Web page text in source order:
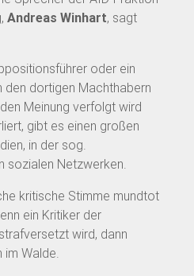
Andreas Winhart, sagt
oder ein
den dortigen Machthabern
Meinung verfolgt wird
gibt es einen großen
in der sog.
sozialen Netzwerken.
kritische Stimme mundtot
ein Kritiker der
wird, dann
Walde.